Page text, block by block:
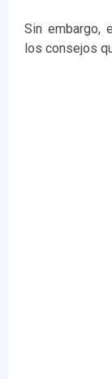
Sin embargo,
los consejos